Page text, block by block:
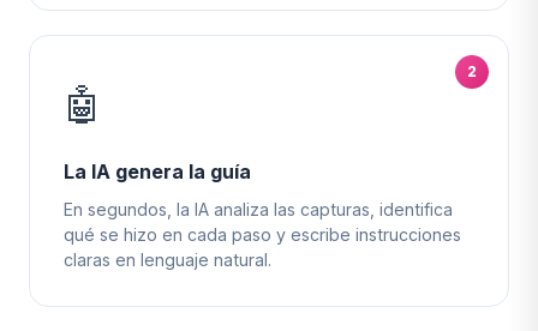
2
🤖
La IA genera la guía
En segundos, la IA analiza las capturas, identifica
qué se hizo en cada paso y escribe instrucciones
claras en lenguaje natural.